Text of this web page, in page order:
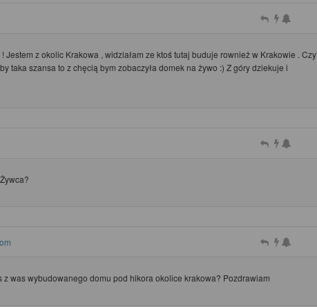
z okolic Krakowa , widziałam ze ktoś tutaj buduje rownież w Krakowie . Czy
taka szansa to z chęcią bym zobaczyła domek na żywo :) Z góry dziekuje i
was wybudowanego domu pod hikora okolice krakowa? Pozdrawiam